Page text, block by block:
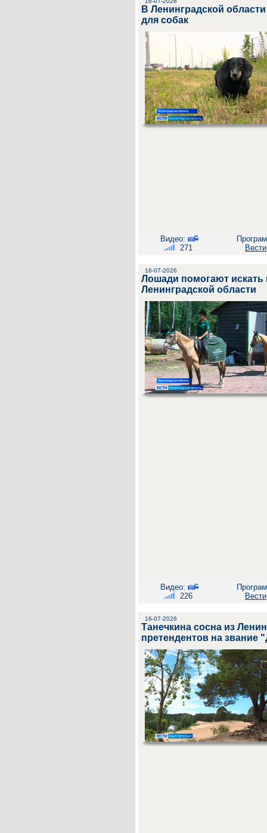
В Ленинградской
для собак
Видео:
271
Вести
16-07-2026
Лошади помогают искать
Ленинградской области
Видео:
226
Вести
16-07-2026
Танечкина сосна из
претендентов на звание